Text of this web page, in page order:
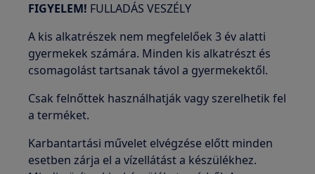
FIGYELEM! FULLADÁS VESZÉLY
A kis alkatrészek nem megfelelőek 3 év alatti
gyermekek számára. Minden kis alkatrészt és
csomagolást tartsanak távol a gyermekektől.
Csak felnőttek használhatják vagy szerelhetik fel
a terméket.
Karbantartási művelet elvégzése előtt minden
esetben zárja el a vízellátást a készülékhez.